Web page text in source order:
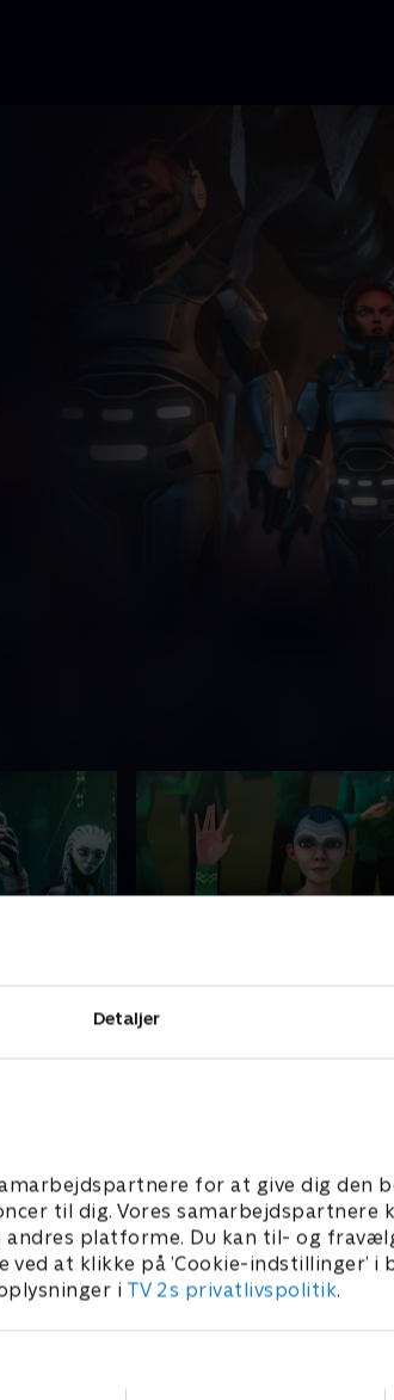
Detaljer
for at give dig den
til dig. Vores samarbejdspartnere
platforme. Du kan til- og
at klikke på ’Cookie-indstillinger’ i
i TV 2s privatlivspolitik.
et
Besætningen besvarer et